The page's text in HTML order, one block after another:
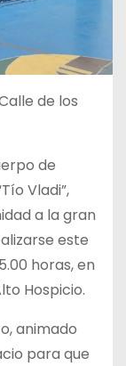
de los
de
Vladi”,
a la gran
este
horas, en
Hospicio.
animado
para que